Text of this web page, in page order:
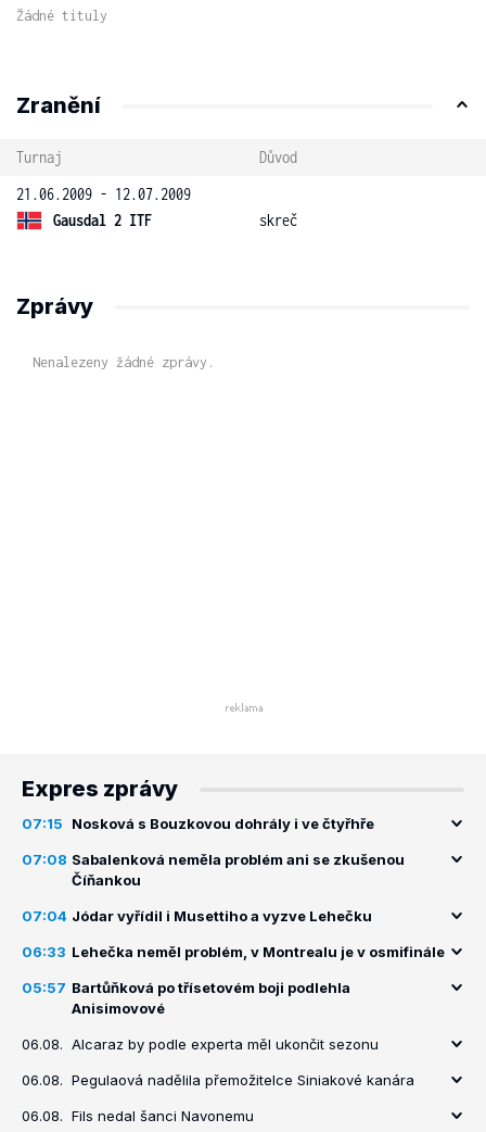
Žádné tituly
Zranění
Turnaj
Důvod
21.06.2009 - 12.07.2009
Gausdal 2 ITF
skreč
Zprávy
Nenalezeny žádné zprávy.
Expres zprávy
07:15 Nosková s Bouzkovou dohrály i ve čtyřhře
07:08 Sabalenková neměla problém ani se zkušenou
Číňankou
07:04 Jódar vyřídil i Musettiho a vyzve Lehečku
06:33 Lehečka neměl problém, v Montrealu je v osmifinále
05:57 Bartůňková po třísetovém boji podlehla
Anisimovové
06.08. Alcaraz by podle experta měl ukončit sezonu
06.08. Pegulaová nadělila přemožitelce Siniakové kanára
06.08. Fils nedal šanci Navonemu